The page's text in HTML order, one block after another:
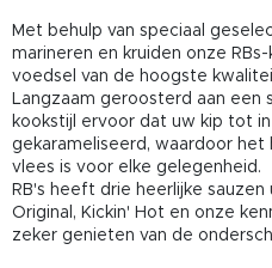
Met behulp van speciaal
marineren en kruiden onze
voedsel van de hoogste
Langzaam geroosterd aan
kookstijl ervoor dat uw kip tot
gekarameliseerd, waardoor
vlees is voor elke gelegenheid.
RB's heeft drie heerlijke
Original, Kickin' Hot en onze
zeker genieten van de